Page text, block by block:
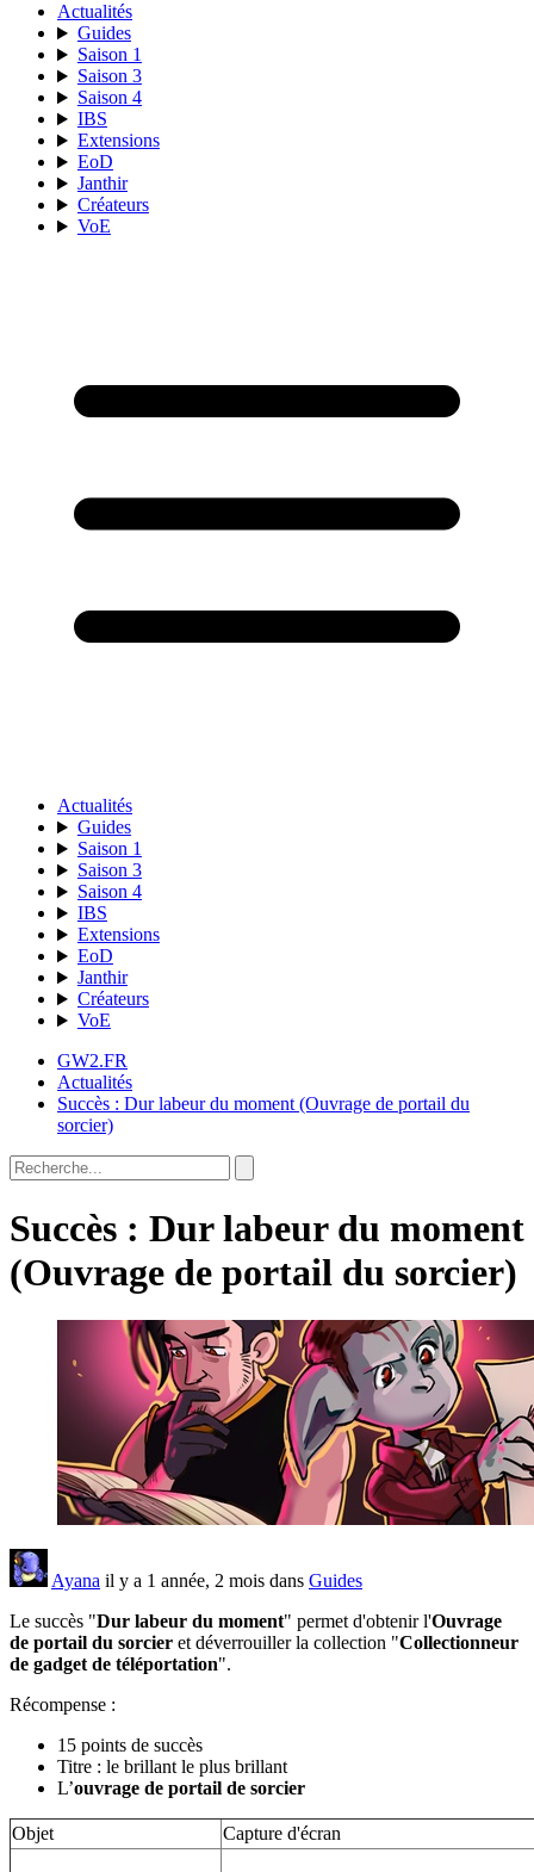
Actualités
Guides
Saison 1
Saison 3
Saison 4
IBS
Extensions
EoD
Janthir
Créateurs
VoE
Actualités
Guides
Saison 1
Saison 3
Saison 4
IBS
Extensions
EoD
Janthir
Créateurs
VoE
GW2.FR
Actualités
Succès : Dur labeur du moment (Ouvrage de portail du
sorcier)
Succès : Dur labeur du moment
(Ouvrage de portail du sorcier)
Ayana il y a 1 année, 2 mois dans Guides
Le succès "Dur labeur du moment" permet d'obtenir l'Ouvrage
de portail du sorcier et déverrouiller la collection "Collectionneur
de gadget de téléportation".
Récompense :
15 points de succès
Titre : le brillant le plus brillant
L’ouvrage de portail de sorcier
Objet Capture d'écran